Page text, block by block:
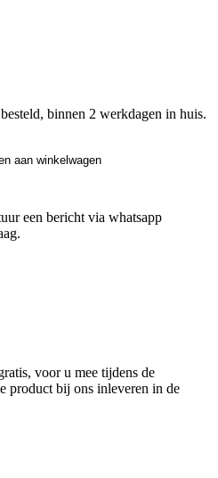
binnen 2 werkdagen in huis.
aan winkelwagen
een bericht via whatsapp
voor u mee tijdens de
product bij ons inleveren in de